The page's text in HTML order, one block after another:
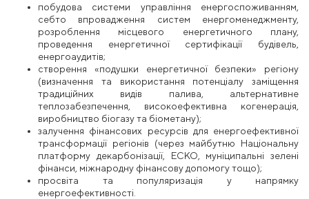
побудова системи управління енергоспоживанням,
себто впровадження систем енергоменеджменту,
розроблення місцевого енергетичного плану,
проведення енергетичної сертифікації будівель,
енергоаудитів;
створення «подушки енергетичної безпеки» регіону
(визначення та використання потенціалу заміщення
традиційних видів палива, альтернативне
теплозабезпечення, високоефективна когенерація,
виробництво біогазу та біометану);
залучення фінансових ресурсів для енергоефективної
трансформації регіонів (через майбутню Національну
платформу декарбонізації, ЕСКО, муніципальні зелені
фінанси, міжнародну фінансову допомогу тощо);
просвіта та популяризація у напрямку
енергоефективності.